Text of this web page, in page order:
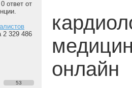
ответ от
2 329 486
53
онлайн